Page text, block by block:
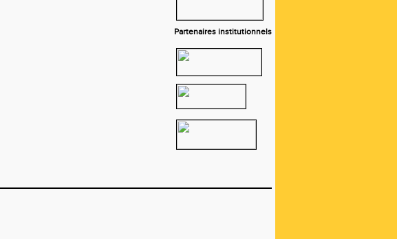
Partenaires institutionnels